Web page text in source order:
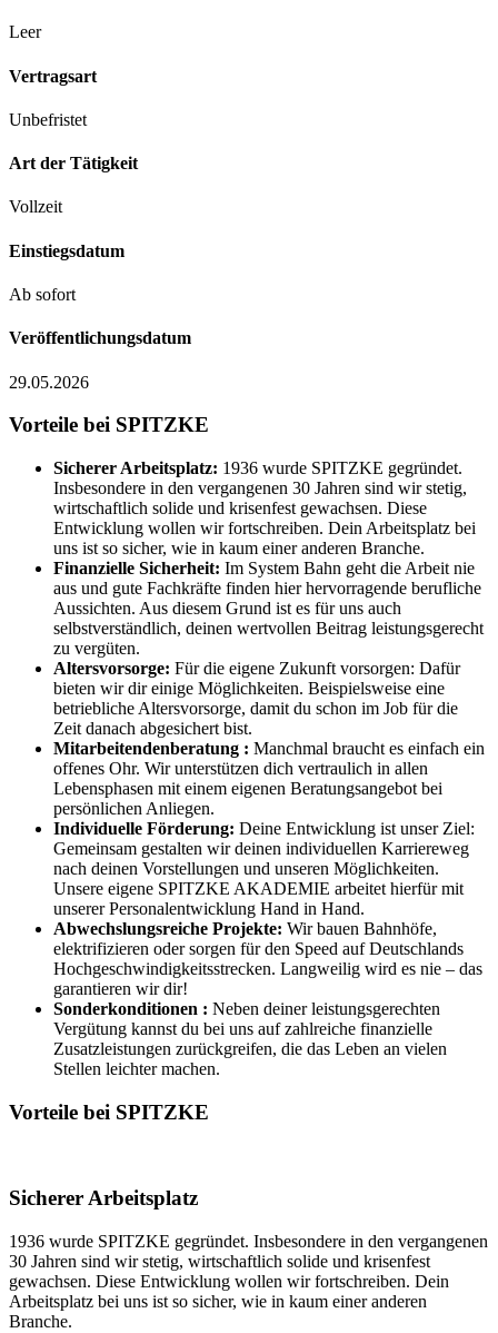
Leer
Vertragsart
Unbefristet
Art der Tätigkeit
Vollzeit
Einstiegsdatum
Ab sofort
Veröffentlichungsdatum
29.05.2026
Vorteile bei SPITZKE
Sicherer Arbeitsplatz: 1936 wurde SPITZKE gegründet.
Insbesondere in den vergangenen 30 Jahren sind wir stetig,
wirtschaftlich solide und krisenfest gewachsen. Diese
Entwicklung wollen wir fortschreiben. Dein Arbeitsplatz bei
uns ist so sicher, wie in kaum einer anderen Branche.
Finanzielle Sicherheit: Im System Bahn geht die Arbeit nie
aus und gute Fachkräfte finden hier hervorragende berufliche
Aussichten. Aus diesem Grund ist es für uns auch
selbstverständlich, deinen wertvollen Beitrag leistungsgerecht
zu vergüten.
Altersvorsorge: Für die eigene Zukunft vorsorgen: Dafür
bieten wir dir einige Möglichkeiten. Beispielsweise eine
betriebliche Altersvorsorge, damit du schon im Job für die
Zeit danach abgesichert bist.
Mitarbeitendenberatung : Manchmal braucht es einfach ein
offenes Ohr. Wir unterstützen dich vertraulich in allen
Lebensphasen mit einem eigenen Beratungsangebot bei
persönlichen Anliegen.
Individuelle Förderung: Deine Entwicklung ist unser Ziel:
Gemeinsam gestalten wir deinen individuellen Karriereweg
nach deinen Vorstellungen und unseren Möglichkeiten.
Unsere eigene SPITZKE AKADEMIE arbeitet hierfür mit
unserer Personalentwicklung Hand in Hand.
Abwechslungsreiche Projekte: Wir bauen Bahnhöfe,
elektrifizieren oder sorgen für den Speed auf Deutschlands
Hochgeschwindigkeitsstrecken. Langweilig wird es nie – das
garantieren wir dir!
Sonderkonditionen : Neben deiner leistungsgerechten
Vergütung kannst du bei uns auf zahlreiche finanzielle
Zusatzleistungen zurückgreifen, die das Leben an vielen
Stellen leichter machen.
Vorteile bei SPITZKE
Sicherer Arbeitsplatz
1936 wurde SPITZKE gegründet. Insbesondere in den vergangenen
30 Jahren sind wir stetig, wirtschaftlich solide und krisenfest
gewachsen. Diese Entwicklung wollen wir fortschreiben. Dein
Arbeitsplatz bei uns ist so sicher, wie in kaum einer anderen
Branche.